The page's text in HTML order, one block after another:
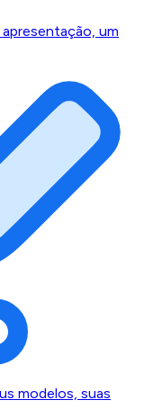
apresentação, um
modelos, suas